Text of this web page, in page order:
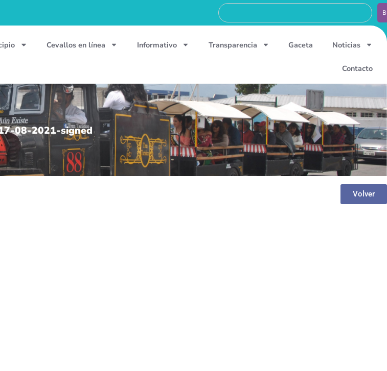
Cevallos en línea Informativo Transparencia Gaceta Noticias
Contacto
17-08-2021-signed
Volver